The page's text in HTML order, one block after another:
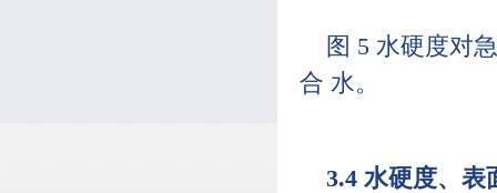
图 5 水硬度对
合 水。
3.4 水硬度、表